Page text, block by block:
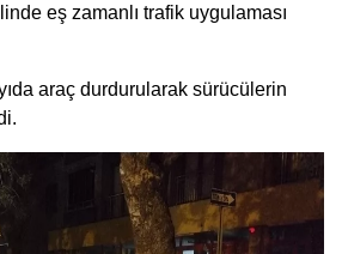
eş zamanlı trafik uygulaması
araç durdurularak sürücülerin